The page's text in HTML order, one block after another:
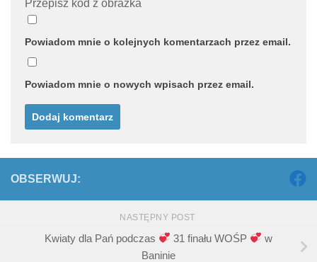
Przepisz kod z obrazka
Powiadom mnie o kolejnych komentarzach przez email.
Powiadom mnie o nowych wpisach przez email.
OBSERWUJ:
NASTĘPNY POST
Kwiaty dla Pań podczas 31 finału WOŚP
w
Baninie